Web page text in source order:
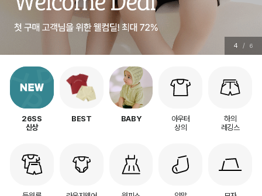
4 / 6
26SS
신상
BEST BABY
아우터
상의
하의
레깅스